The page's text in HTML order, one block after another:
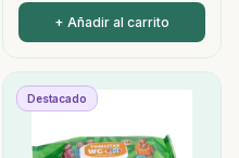
+ Añadir al carrito
Destacado